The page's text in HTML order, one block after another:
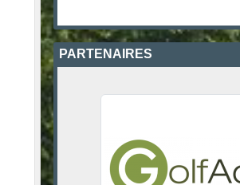
PARTENAIRES